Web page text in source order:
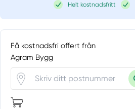
Helt kostnadsfritt
Få kostnadsfri offert från
Agram Bygg